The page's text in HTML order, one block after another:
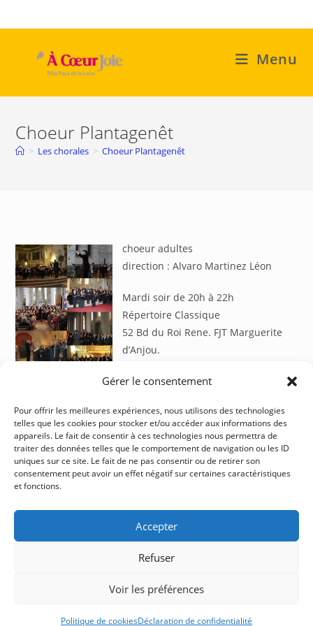
Gérer le consentement
Pour offrir les meilleures expériences, nous utilisons des technologies
telles que les cookies pour stocker et/ou accéder aux informations des
appareils. Le fait de consentir à ces technologies nous permettra de
traiter des données telles que le comportement de navigation ou les ID
uniques sur ce site. Le fait de ne pas consentir ou de retirer son
consentement peut avoir un effet négatif sur certaines caractéristiques
et fonctions.
Accepter
Refuser
Voir les préférences
Politique de cookiesDéclaration de confidentialité
to
Menu
Choeur Plantagenêt
> Les chorales > Choeur Plantagenêt
choeur adultes
direction : Alvaro Martinez Léon
Mardi soir de 20h à 22h
Répertoire Classique
52 Bd du Roi Rene. FJT Marguerite
d’Anjou.
site internet